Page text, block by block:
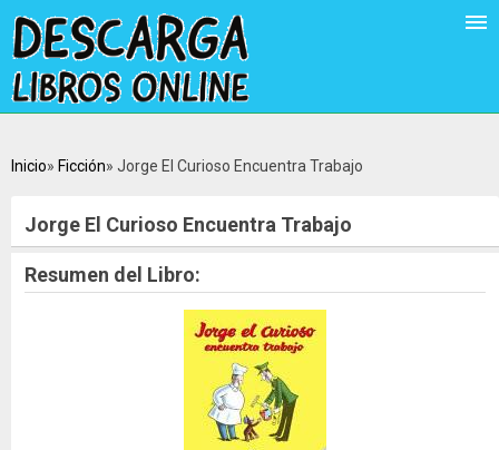
Inicio Ficción Jorge El Curioso Encuentra Trabajo
Jorge El Curioso Encuentra Trabajo
Resumen del Libro: